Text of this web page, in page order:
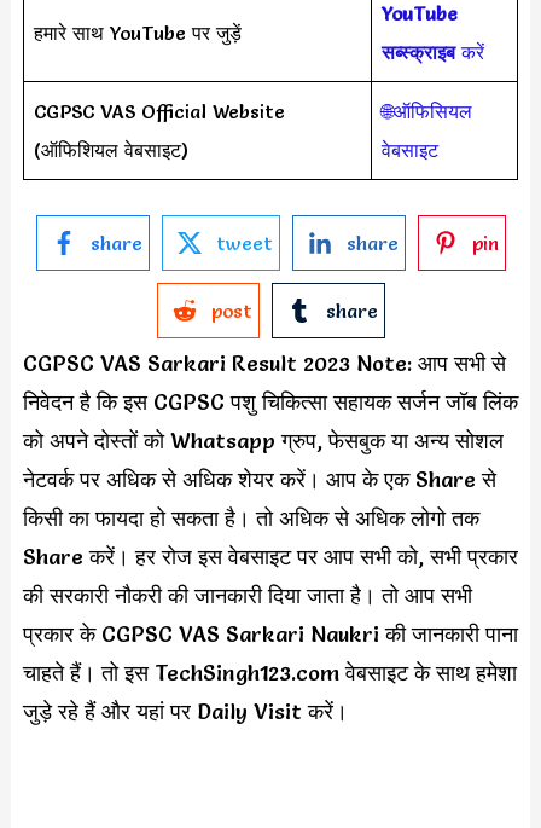
हमारे साथ YouTube पर जुड़ें
YouTube
सब्स्क्राइबकरें
CGPSC VAS Official Website
(ऑफिशियल वेबसाइट)
🌐ऑफिसियल
वेबसाइट
share tweet share pin
post share
CGPSC VAS Sarkari Result 2023 Note: आप सभी से
निवेदन है कि इस CGPSC पशु चिकित्सा सहायक सर्जन जॉब लिंक
को अपने दोस्तों को Whatsapp ग्रुप, फेसबुक या अन्य सोशल
नेटवर्क पर अधिक से अधिक शेयर करें। आप के एक Share से
किसी का फायदा हो सकता है। तो अधिक से अधिक लोगो तक
Share करें। हर रोज इस वेबसाइट पर आप सभी को, सभी प्रकार
की सरकारी नौकरी की जानकारी दिया जाता है। तो आप सभी
प्रकार के CGPSC VAS Sarkari Naukri की जानकारी पाना
चाहते हैं। तो इस TechSingh123.com वेबसाइट के साथ हमेशा
जुड़े रहे हैं और यहां पर Daily Visit करें।